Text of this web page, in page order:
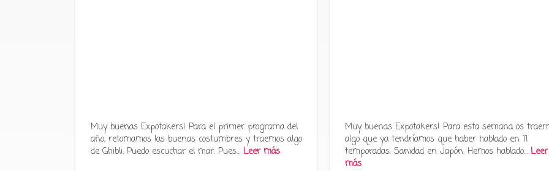
Muy buenas Expotakers! Para el primer programa del
año, retomamos las buenas costumbres y traemos algo
de Ghibli: Puedo escuchar el mar. Pues…Leer más
Muy buenas Expotakers! Para esta semana os
algo que ya tendríamos que haber hablado en 11
temporadas: Sanidad en Japón. Hemos hablado…Leer
más